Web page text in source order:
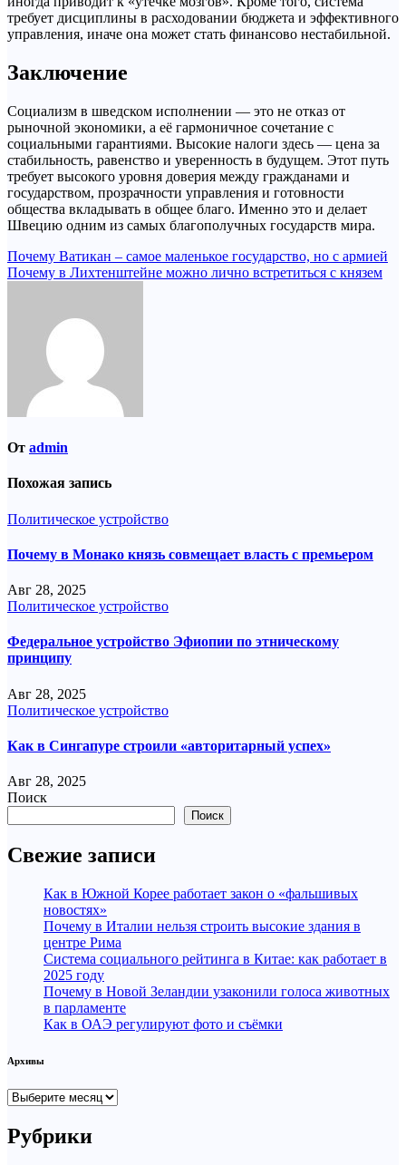
требует дисциплины в расходовании бюджета и эффективного
управления, иначе она может стать финансово нестабильной.
Заключение
Социализм в шведском исполнении — это не отказ от
рыночной экономики, а её гармоничное сочетание с
социальными гарантиями. Высокие налоги здесь — цена за
стабильность, равенство и уверенность в будущем. Этот путь
требует высокого уровня доверия между гражданами и
государством, прозрачности управления и готовности
общества вкладывать в общее благо. Именно это и делает
Швецию одним из самых благополучных государств мира.
Навигация
по
Почему Ватикан – самое маленькое государство, но с армией
Почему в Лихтенштейне можно лично встретиться с князем
От admin
Похожая запись
Политическое устройство
Почему в Монако князь совмещает власть с премьером
Авг 28, 2025
Политическое устройство
Федеральное устройство Эфиопии по этническому
принципу
Авг 28, 2025
Политическое устройство
Как в Сингапуре строили «авторитарный успех»
Авг 28, 2025
Поиск
Поиск
Свежие записи
Как в Южной Корее работает закон о «фальшивых
новостях»
Почему в Италии нельзя строить высокие здания в
центре Рима
Система социального рейтинга в Китае: как работает в
2025 году
Почему в Новой Зеландии узаконили голоса животных
в парламенте
Как в ОАЭ регулируют фото и съёмки
Архивы
Архивы
Рубрики